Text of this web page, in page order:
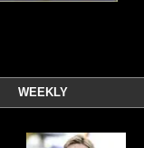
WEEKLY